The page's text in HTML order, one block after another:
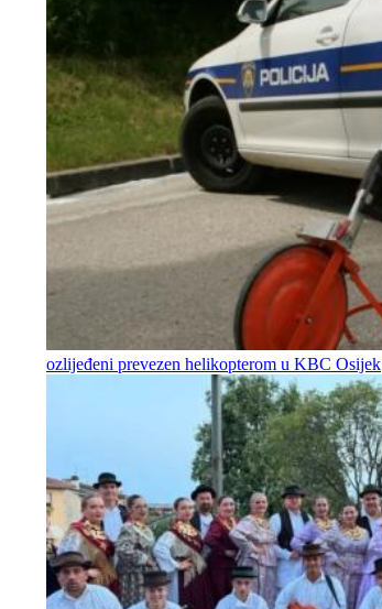
ozlijeđeni prevezen helikopterom u KBC Osijek